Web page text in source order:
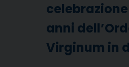
celebrazione
anni
Virginum in